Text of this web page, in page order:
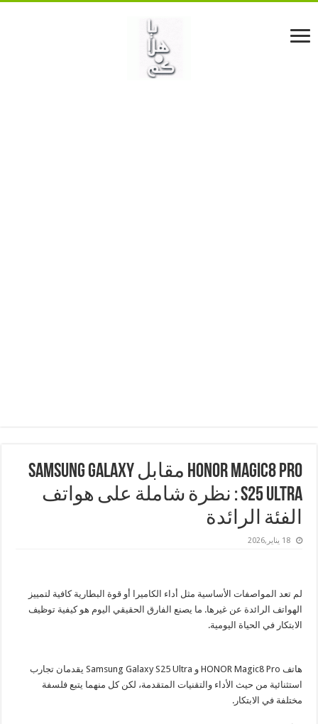
HONOR Magic8 Pro مقابل Samsung Galaxy
S25 Ultra : نظرة شاملة على هواتف
الفئة الرائدة
18 يناير,2026
لم تعد المواصفات الأساسية مثل أداء الكاميرا أو قوة البطارية كافية لتمييز
الهواتف الرائدة عن غيرها. ما يصنع الفارق الحقيقي اليوم هو كيفية توظيف
الابتكار في الحياة اليومية.
هاتف HONOR Magic8 Pro و Samsung Galaxy S25 Ultra يقدمان تجارب
استثنائية من حيث الأداء والتقنيات المتقدمة، لكن كل منهما يتبع فلسفة
مختلفة في الابتكار.